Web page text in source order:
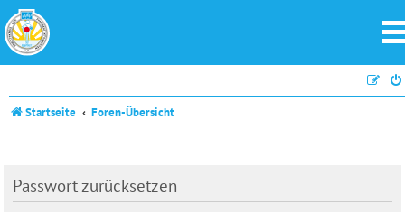
Startseite Foren-Übersicht
Passwort zurücksetzen